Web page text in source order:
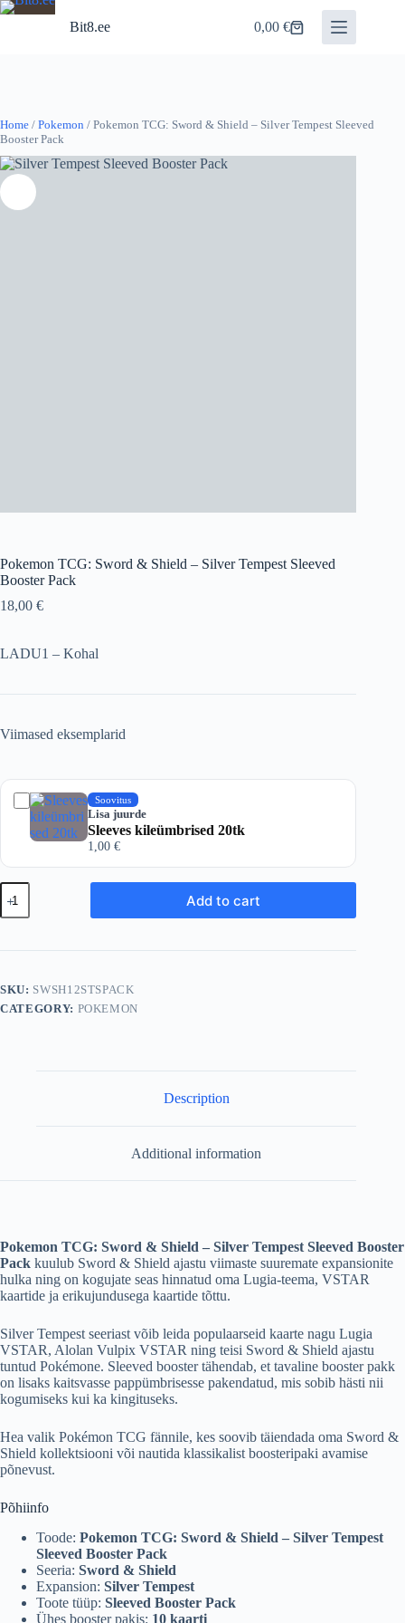
Skip
Bit8.ee
Shopping
0,00€
Home / Pokemon / Pokemon TCG: Sword & Shield – Silver Tempest Sleeved
Booster Pack
Pokemon TCG: Sword & Shield – Silver Tempest Sleeved
Booster Pack
18,00 €
LADU1 – Kohal
Viimased eksemplarid
Soovitus
Lisa juurde
Sleeves kileümbrised 20tk
1,00 €
Pokemon
TCG:
Sword
Shield
Tempest
Sleeved
Add to cart
SKU: SWSH12STSPACK
CATEGORY: POKEMON
Description
Additional information
Pokemon TCG: Sword & Shield – Silver Tempest Sleeved Booster
Pack kuulub Sword & Shield ajastu viimaste suuremate expansionite
hulka ning on kogujate seas hinnatud oma Lugia-teema, VSTAR
kaartide ja erikujundusega kaartide tõttu.
Silver Tempest seeriast võib leida populaarseid kaarte nagu Lugia
VSTAR, Alolan Vulpix VSTAR ning teisi Sword & Shield ajastu
tuntud Pokémone. Sleeved booster tähendab, et tavaline booster pakk
on lisaks kaitsvasse pappümbrisesse pakendatud, mis sobib hästi nii
kogumiseks kui ka kingituseks.
Hea valik Pokémon TCG fännile, kes soovib täiendada oma Sword &
Shield kollektsiooni või nautida klassikalist boosteripaki avamise
põnevust.
Põhiinfo
Toode: Pokemon TCG: Sword & Shield – Silver Tempest
Sleeved Booster Pack
Seeria: Sword & Shield
Expansion: Silver Tempest
Toote tüüp: Sleeved Booster Pack
Ühes booster pakis: 10 kaarti